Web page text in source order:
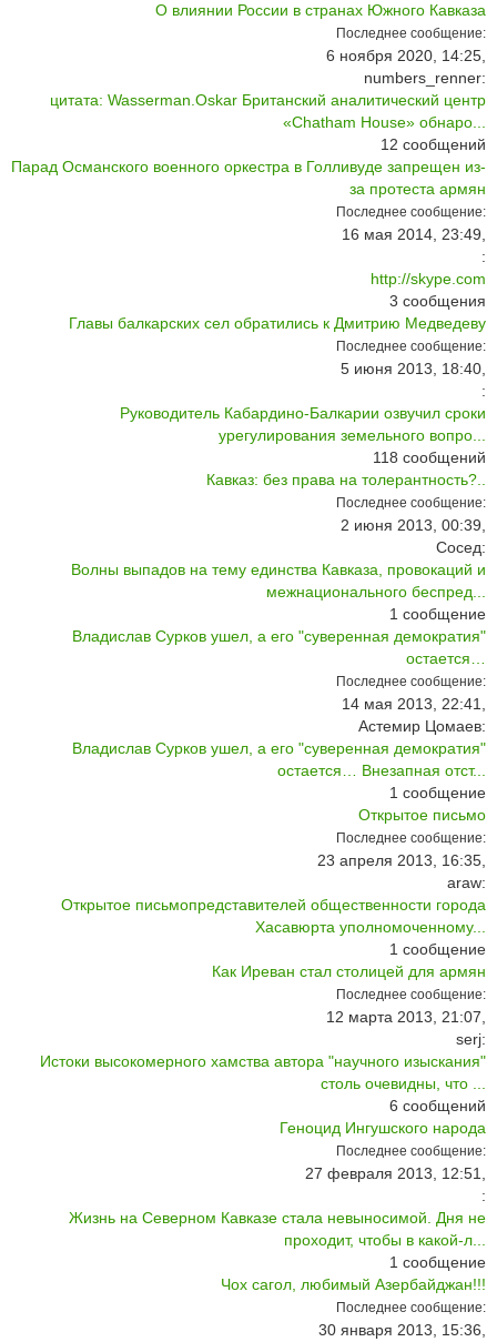
О влиянии России в странах Южного Кавказа
Последнее сообщение:
6 ноября 2020, 14:25,
numbers_renner:
цитата: Wasserman.Oskar Британский аналитический центр
«Chatham House» обнаро...
12 сообщений
Парад Османского военного оркестра в Голливуде запрещен из-
за протеста армян
Последнее сообщение:
16 мая 2014, 23:49,
:
http://skype.com
3 сообщения
Главы балкарских сел обратились к Дмитрию Медведеву
Последнее сообщение:
5 июня 2013, 18:40,
:
Руководитель Кабардино-Балкарии озвучил сроки
урегулирования земельного вопро...
118 сообщений
Кавказ: без права на толерантность?..
Последнее сообщение:
2 июня 2013, 00:39,
Сосед:
Волны выпадов на тему единства Кавказа, провокаций и
межнационального беспред...
1 сообщение
Владислав Сурков ушел, а его "суверенная демократия"
остается…
Последнее сообщение:
14 мая 2013, 22:41,
Астемир Цомаев:
Владислав Сурков ушел, а его "суверенная демократия"
остается… Внезапная отст...
1 сообщение
Открытое письмо
Последнее сообщение:
23 апреля 2013, 16:35,
araw:
Открытое письмопредставителей общественности города
Хасавюрта уполномоченному...
1 сообщение
Как Иреван стал столицей для армян
Последнее сообщение:
12 марта 2013, 21:07,
serj:
Истоки высокомерного хамства автора "научного изыскания"
столь очевидны, что ...
6 сообщений
Геноцид Ингушского народа
Последнее сообщение:
27 февраля 2013, 12:51,
:
Жизнь на Северном Кавказе стала невыносимой. Дня не
проходит, чтобы в какой-л...
1 сообщение
Чох сагол, любимый Азербайджан!!!
Последнее сообщение:
30 января 2013, 15:36,